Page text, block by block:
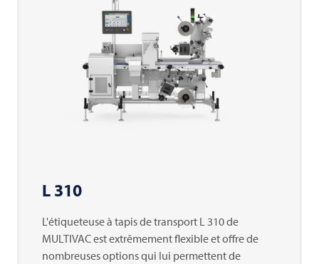
L 310
L'étiqueteuse à tapis de transport L 310 de
MULTIVACest extrêmement flexible et offre de
nombreuses options qui lui permettent de